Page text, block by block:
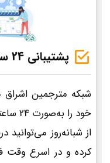
پشتیبانی 24 ساعته
شبکه مترجمین
خود
از شبانه‌روز
کرده و در اسرع وقت